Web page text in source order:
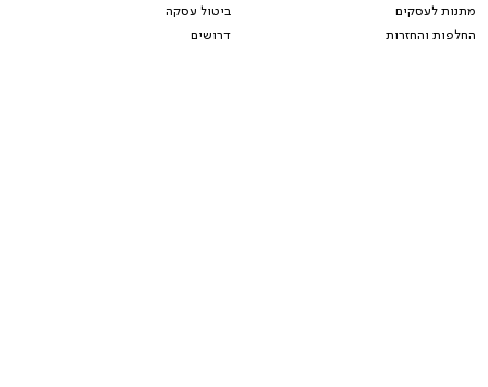
מתנות לעסקים
החלפות והחזרות
ביטול עסקה
דרושים